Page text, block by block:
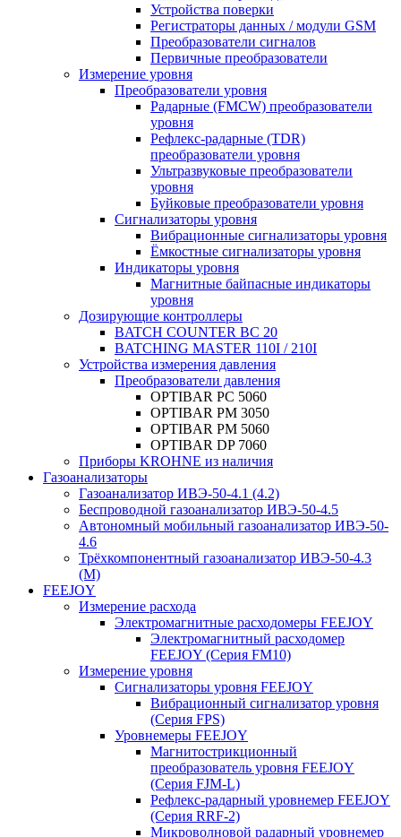
Устройства поверки
Регистраторы данных / модули GSM
Преобразователи сигналов
Первичные преобразователи
Измерение уровня
Преобразователи уровня
Радарные (FMCW) преобразователи
уровня
Рефлекс-радарные (TDR)
преобразователи уровня
Ультразвуковые преобразователи
уровня
Буйковые преобразователи уровня
Сигнализаторы уровня
Вибрационные сигнализаторы уровня
Ёмкостные сигнализаторы уровня
Индикаторы уровня
Магнитные байпасные индикаторы
уровня
Дозирующие контроллеры
BATCH COUNTER BC 20
BATCHING MASTER 110I / 210I
Устройства измерения давления
Преобразователи давления
OPTIBAR PC 5060
OPTIBAR PM 3050
OPTIBAR PM 5060
OPTIBAR DP 7060
Приборы KROHNE из наличия
Газоанализаторы
Газоанализатор ИВЭ-50-4.1 (4.2)
Беспроводной газоанализатор ИВЭ-50-4.5
Автономный мобильный газоанализатор ИВЭ-50-
4.6
Трёхкомпонентный газоанализатор ИВЭ-50-4.3
(М)
FEEJOY
Измерение расхода
Электромагнитные расходомеры FEEJOY
Электромагнитный расходомер
FEEJOY (Серия FM10)
Измерение уровня
Сигнализаторы уровня FEEJOY
Вибрационный сигнализатор уровня
(Серия FPS)
Уровнемеры FEEJOY
Магнитострикционный
преобразователь уровня FEEJOY
(Серия FJM-L)
Рефлекс-радарный уровнемер FEEJOY
(Серия RRF-2)
Микроволновой радарный уровнемер